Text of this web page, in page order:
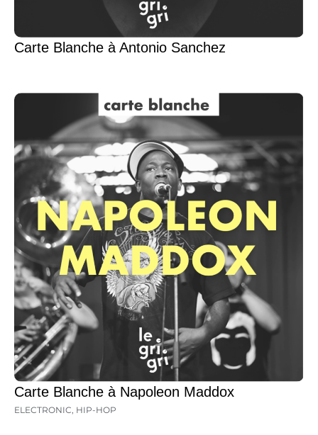
Carte Blanche à Antonio Sanchez
Carte Blanche à Napoleon Maddox
ELECTRONIC, HIP-HOP